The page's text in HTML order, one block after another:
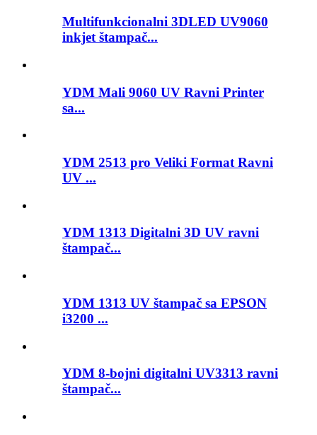
Multifunkcionalni 3DLED UV9060
inkjet štampač...
YDM Mali 9060 UV Ravni Printer
sa...
YDM 2513 pro Veliki Format Ravni
UV ...
YDM 1313 Digitalni 3D UV ravni
štampač...
YDM 1313 UV štampač sa EPSON
i3200 ...
YDM 8-bojni digitalni UV3313 ravni
štampač...